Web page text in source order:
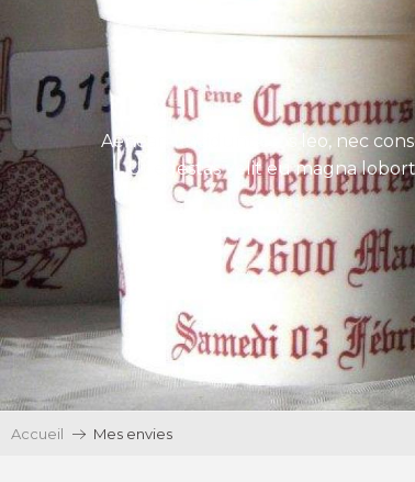
Aenean tincidunt eros leo, nec
Ut egestas velit eu magna
Accueil Mes envies